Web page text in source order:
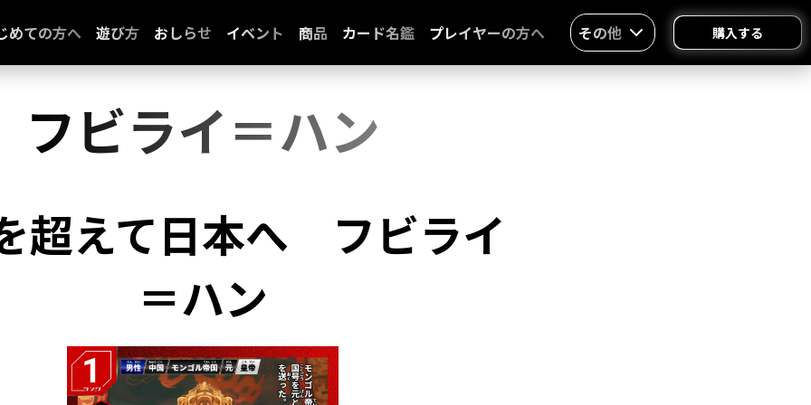
めての方へ 遊び方 おしらせ イベント 商品 カード名鑑 プレイヤーの方へ その他 購入する
フビライ＝ハン
超えて日本へ フビライ
＝ハン